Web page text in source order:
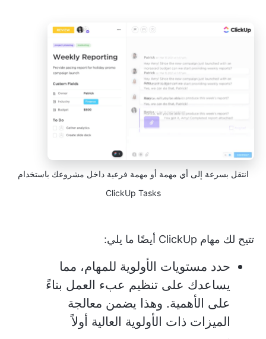
انتقل بسرعة إلى أي مهمة أو مهمة فرعية داخل مشروعك باستخدام
ClickUp Tasks
تتيح لك مهام ClickUp أيضًا ما يلي:
حدد مستويات الأولوية للمهام، مما
يساعدك على تنظيم عبء العمل بناءً
على الأهمية. وهذا يضمن معالجة
الميزات ذات الأولوية العالية أولاً